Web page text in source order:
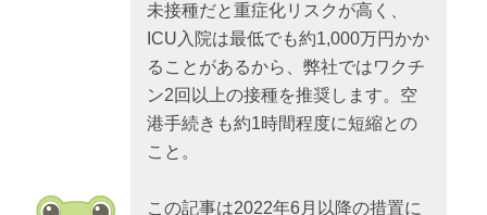
未接種だと重症化リスクが高く、
ICU入院は最低でも約1,000万円かか
ることがあるから、弊社ではワクチ
ン2回以上の接種を推奨します。空
港手続きも約1時間程度に短縮との
こと。
この記事は2022年6月以降の措置に